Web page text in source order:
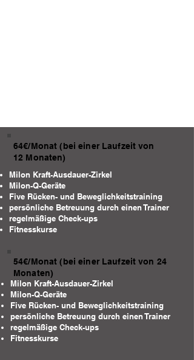
64€/Monat (bei einer Laufzeit von
12 Monaten)
Milon Kraft-Ausdauer-Zirkel
Milon-Q-Geräte
Five Rücken- und Beweglichkeitstraining
persönliche Betreuung durch einen Trainer
regelmäßige Check-ups
Fitnesskurse
54€/Monat (bei einer Laufzeit von 24
Monaten)
Milon Kraft-Ausdauer-Zirkel
Milon-Q-Geräte
Five Rücken- und Beweglichkeitstraining
persönliche Betreuung durch einen Trainer
regelmäßige Check-ups
Fitnesskurse